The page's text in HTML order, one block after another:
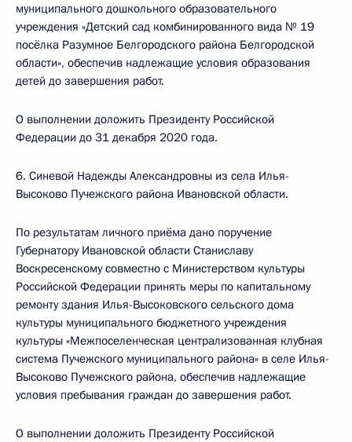
муниципального дошкольного образовательного
учреждения «Детский сад комбинированного вида № 19
посёлка Разумное Белгородского района Белгородской
области», обеспечив надлежащие условия образования
детей до завершения работ.
О выполнении доложить Президенту Российской
Федерации до 31 декабря 2020 года.
6. Синевой Надежды Александровны из села Илья-
Высоково Пучежского района Ивановской области.
По результатам личного приёма дано поручение
Губернатору Ивановской области Станиславу
Воскресенскому совместно с Министерством культуры
Российской Федерации принять меры по капитальному
ремонту здания Илья-Высоковского сельского дома
культуры муниципального бюджетного учреждения
культуры «Межпоселенческая централизованная клубная
система Пучежского муниципального района» в селе Илья-
Высоково Пучежского района, обеспечив надлежащие
условия пребывания граждан до завершения работ.
О выполнении доложить Президенту Российской